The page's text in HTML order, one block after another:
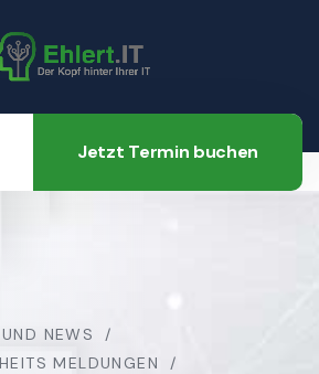
Jetzt Termin buchen
NEWS
MELDUNGEN